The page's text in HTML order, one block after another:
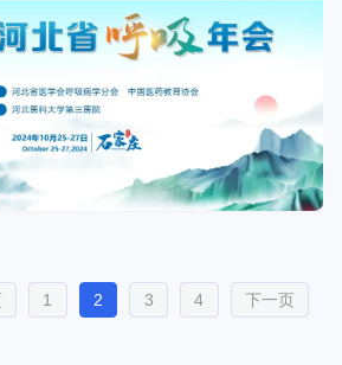
1 2 3 4 下一页